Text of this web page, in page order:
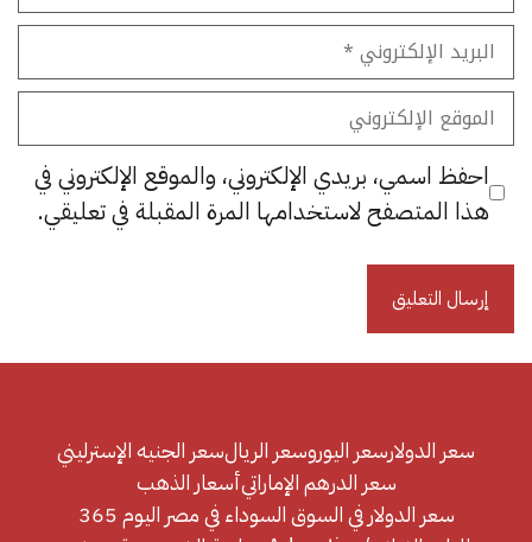
البريد
الإلكتروني
الموقع
الإلكتروني
احفظ اسمي، بريدي الإلكتروني، والموقع الإلكتروني في
هذا المتصفح لاستخدامها المرة المقبلة في تعليقي.
سعر الدولارسعر اليوروسعر الريالسعر الجنيه الإسترليني
سعر الدرهم الإماراتيأسعار الذهب
سعر الدولار في السوق السوداء في مصر اليوم 365